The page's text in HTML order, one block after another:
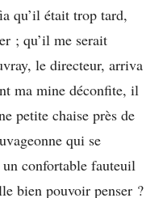
qu’il était trop tard,
; qu’il me serait
le directeur, arriva
ma mine déconfite, il
petite chaise près de
qui se
confortable fauteuil
bien pouvoir penser ?